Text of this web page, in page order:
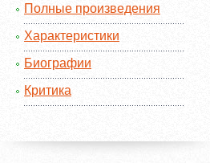
Полные произведения
Характеристики
Биографии
Критика